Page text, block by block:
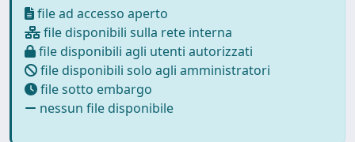
file ad accesso aperto
file disponibili sulla rete interna
file disponibili agli utenti autorizzati
file disponibili solo agli amministratori
file sotto embargo
nessun file disponibile